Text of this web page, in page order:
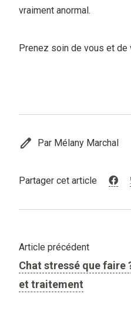
vraiment anormal.
Prenez soin de vous et de
edit Par Mélany Marchal
Partager cet article
Article précédent
Chat stressé que faire
et traitement